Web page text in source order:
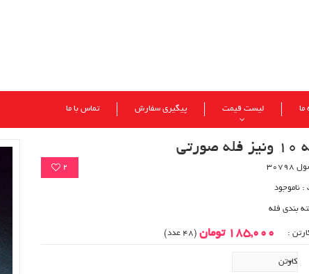
ما لیست قیمت پیگیری سفارش تماس با ما
2
: ناموجود
بندی فله
: 185,000 تومان (48 عدد)